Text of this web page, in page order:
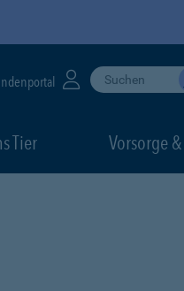
Suche
When
Tier Vorsorge